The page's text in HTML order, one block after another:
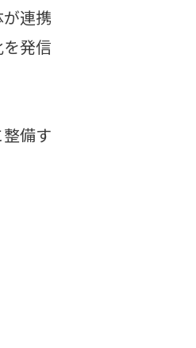
連携
発信
備す